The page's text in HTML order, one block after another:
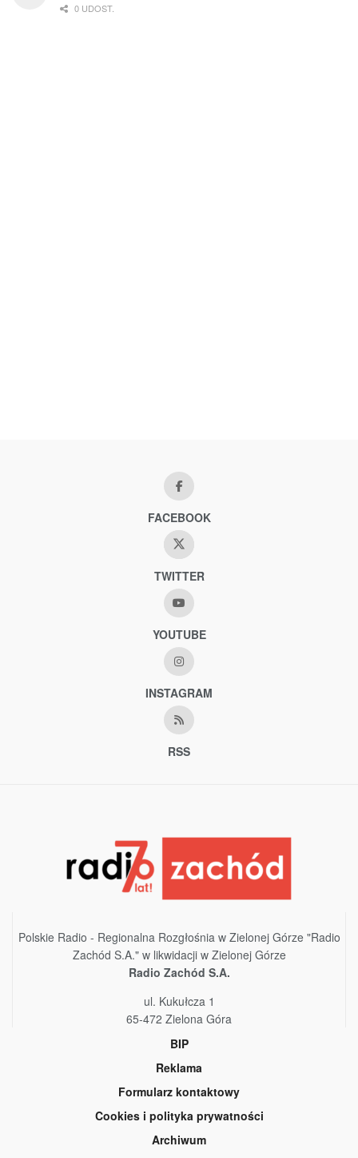
0 UDOST.
FACEBOOK
TWITTER
YOUTUBE
INSTAGRAM
RSS
Polskie Radio - Regionalna Rozgłośnia w Zielonej Górze "Radio
Zachód S.A." w likwidacji w Zielonej Górze
Radio Zachód S.A.
ul. Kukułcza 1
65-472 Zielona Góra
BIP
Reklama
Formularz kontaktowy
Cookies i polityka prywatności
Archiwum